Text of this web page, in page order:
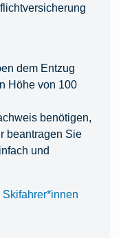
dem Entzug
Höhe von 100
benötigen,
beantragen Sie
und